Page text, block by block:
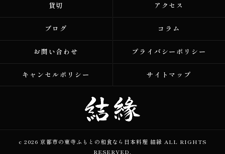
貸切 アクセス
ブログ コラム
お問い合わせ プライバシーポリシー
キャンセルポリシー サイトマップ
c 2026 京都市の東寺ふもとの和食なら日本料理 結縁 ALL RIGHTS
RESERVED.